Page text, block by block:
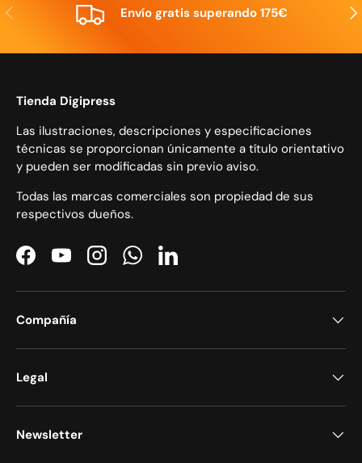
Anterior Envío gratis superando 175€
Tienda Digipress
Las ilustraciones, descripciones y especificaciones
técnicas se proporcionan únicamente a título orientativo
y pueden ser modificadas sin previo aviso.
Todas las marcas comerciales son propiedad de sus
respectivos dueños.
FacebookYouTubeInstagramWhatsAppLinkedIn
Compañía
Legal
Newsletter